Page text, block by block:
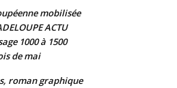
mobilisée
ACTU
1000 à 1500
de mai
roman graphique